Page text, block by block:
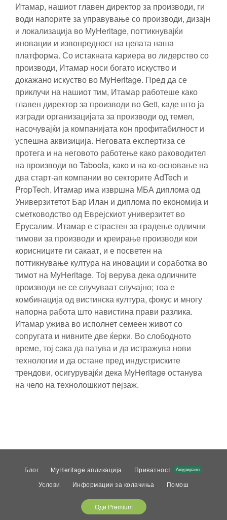
Итамар, нашиот главен директор за производи, ги
води напорите за управување со производи, дизајн
и локализација во MyHeritage, поттикнувајќи
иновации и извонредност на целата наша
платформа. Со истакната кариера во лидерство со
производи, Итамар носи богато искуство и
докажано искуство во MyHeritage. Пред да се
приклучи на нашиот тим, Итамар работеше како
главен директор за производи во Gett, каде што ја
изгради организацијата за производи од темел,
насочувајќи ја компанијата кон профитабилност и
успешна аквизиција. Неговата експертиза се
протега и на неговото работење како раководител
на производи во Taboola, како и на ко-основање на
два старт-ап компании во секторите AdTech и
PropTech. Итамар има извршна МБА диплома од
Универзитетот Бар Илан и диплома по економија и
сметководство од Еврејскиот универзитет во
Ерусалим. Итамар е страстен за градење одлични
тимови за производи и креирање производи кои
корисниците ги сакаат, и е посветен на
поттикнување култура на иновации и соработка во
тимот на MyHeritage. Тој верува дека одличните
производи не се случуваат случајно; тоа е
комбинација од вистинска култура, фокус и многу
напорна работа што навистина прави разлика.
Итамар ужива во исполнет семеен живот со
сопругата и нивните две ќерки. Во слободното
време, тој сака да патува и да истражува нови
технологии и да остане пред индустриските
трендови, осигурувајќи дека MyHeritage останува
на чело на технолошкиот пејзаж.
Блог MyHeritage апликација Приватност Ажурирано
Услови Информации за колачиња Помош
Оди Premium